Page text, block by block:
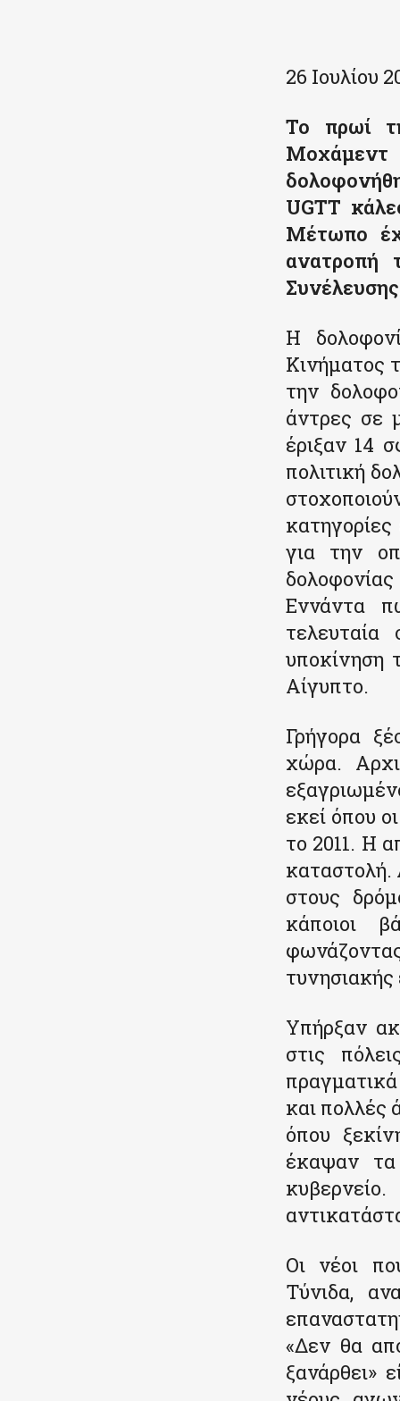
26 Ιουλίου
Το πρωί
Μοχάμεντ
UGTT
Μέτωπο
ανατροπή
Η
Κινήματος
την
άντρες σε
έριξαν 14
πολιτική
για την
Εννάντα
υποκίνηση
Αίγυπτο.
Γρήγορα
χώρα.
εκεί όπου
το 2011. Η
καταστολή.
στους
κάποιοι
Υπήρξαν
στις
και πολλές
όπου
έκαψαν
Οι νέοι
Τύνιδα,
«Δεν θα
ξανάρθει»